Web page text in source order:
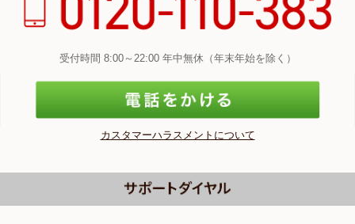
受付時間 8:00～22:00 年中無休（年末年始を除く）
カスタマーハラスメントについて